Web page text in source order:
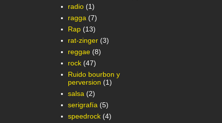
radio (1)
ragga (7)
Rap (13)
rat-zinger (3)
reggae (8)
rock (47)
Ruido bourbon y
perversion (1)
salsa (2)
serigrafía (5)
speedrock (4)